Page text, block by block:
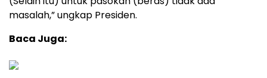
masalah,” ungkap Presiden.
Baca Juga: